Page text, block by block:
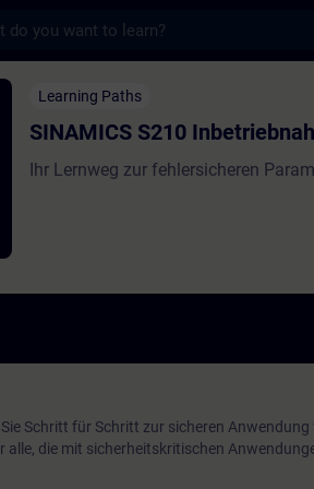
Inbetriebnahme -
Learning Paths
SINAMICS S210
Ihr Lernweg zur fehlersicheren
Schritt für Schritt zur sicheren Anwendung
die mit sicherheitskritischen